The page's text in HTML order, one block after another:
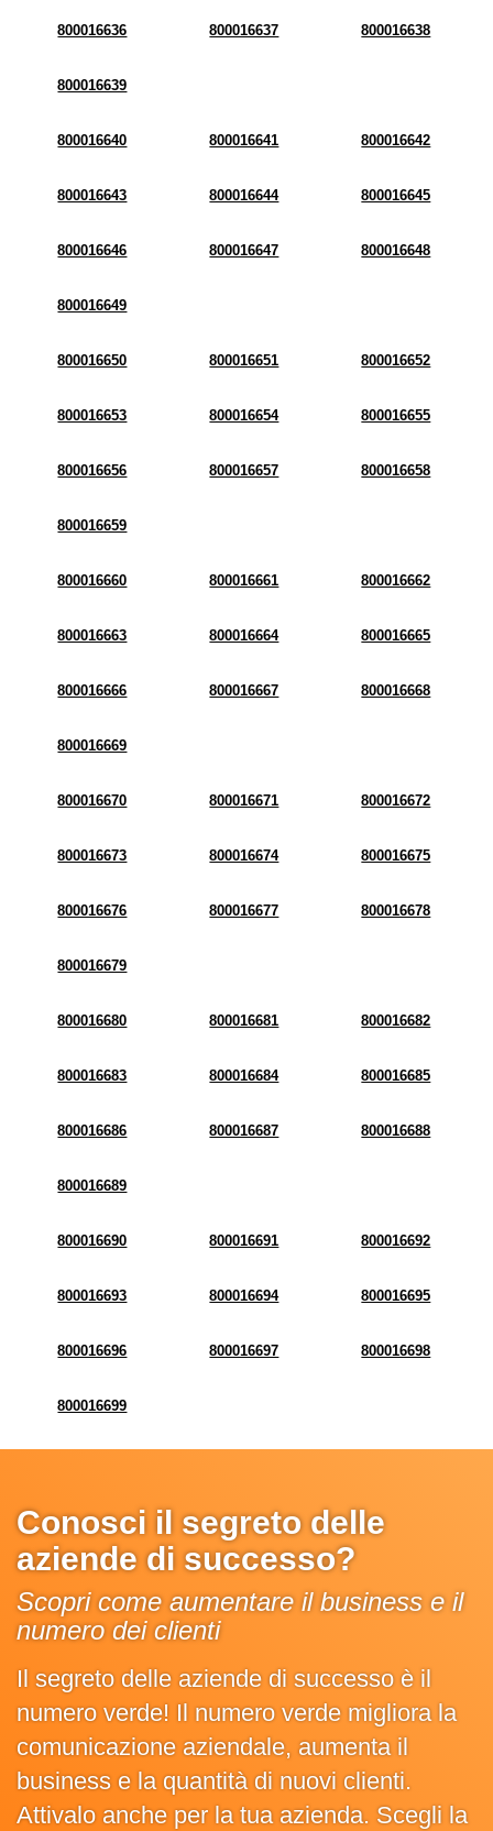
800016636 800016637 800016638
800016639
800016640 800016641 800016642
800016643 800016644 800016645
800016646 800016647 800016648
800016649
800016650 800016651 800016652
800016653 800016654 800016655
800016656 800016657 800016658
800016659
800016660 800016661 800016662
800016663 800016664 800016665
800016666 800016667 800016668
800016669
800016670 800016671 800016672
800016673 800016674 800016675
800016676 800016677 800016678
800016679
800016680 800016681 800016682
800016683 800016684 800016685
800016686 800016687 800016688
800016689
800016690 800016691 800016692
800016693 800016694 800016695
800016696 800016697 800016698
800016699
Conosci il segreto delle
aziende di successo?
Scopri come aumentare il business e il
numero dei clienti
Il segreto delle aziende di successo è il
numero verde! Il numero verde migliora la
comunicazione aziendale, aumenta il
business e la quantità di nuovi clienti.
Attivalo anche per la tua azienda. Scegli la